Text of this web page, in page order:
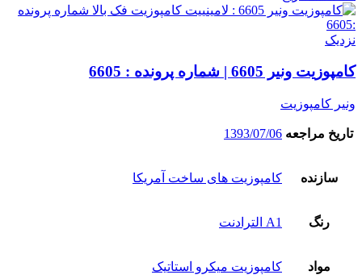
نزدیک
کامپوزیت ونیر 6605 | شماره پرونده : 6605
ونیر کامپوزیت
تاریخ مراجعه 1393/07/06
سازنده کامپوزیت های ساخت آمریکا
رنگ A1 الترادنت
مواد کامپوزیت میکرو استاتیک